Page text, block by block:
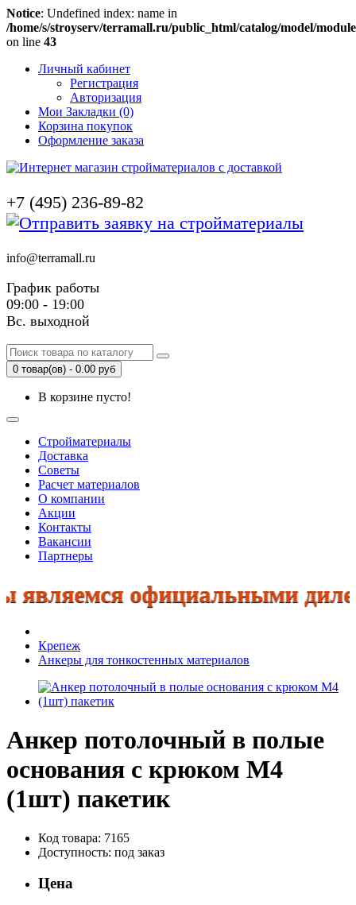
Notice: Undefined index: name in
/home/s/stroyserv/terramall.ru/public_html/catalog/model/
on line 43
Личный кабинет
Регистрация
Авторизация
Мои Закладки (0)
Корзина покупок
Оформление заказа
+7 (495) 236-89-82
info@terramall.ru
График работы
09:00 - 19:00
Вс. выходной
0 товар(ов) - 0.00 руб
В корзине пусто!
Стройматериалы
Доставка
Советы
Расчет материалов
О компании
Акции
Контакты
Вакансии
Партнеры
официальными
Крепеж
Анкеры для тонкостенных материалов
Анкер потолочный в полые
основания с крюком М4
(1шт) пакетик
Код товара: 7165
Доступность: под заказ
Цена